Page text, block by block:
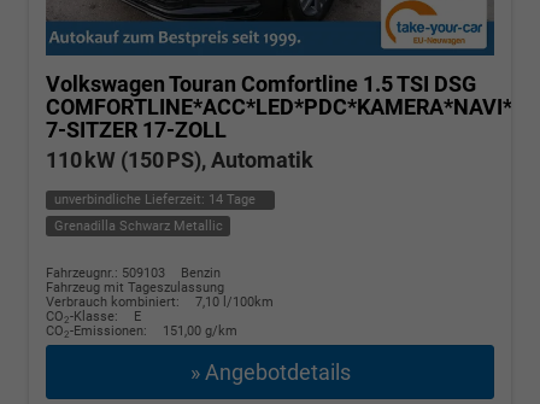
Volkswagen Touran Comfortline 1.5 TSI DSG
7-SITZER 17-ZOLL
110 kW (150 PS), Automatik
unverbindliche Lieferzeit: 14 Tage
Grenadilla Schwarz Metallic
Fahrzeugnr.: 509103
Benzin
Fahrzeug mit Tageszulassung
Verbrauch kombiniert:
7,10 l/100km
CO2-Klasse:
E
CO2-Emissionen: 151,00 g/km
» Angebotdetails